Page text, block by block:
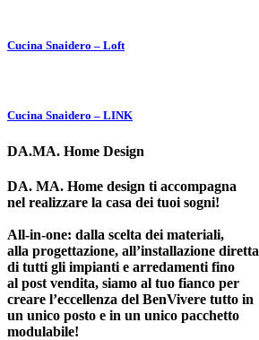
Cucina Snaidero – Loft
Cucina Snaidero – LINK
DA.MA. Home Design
DA. MA. Home design ti accompagna
nel realizzare la casa dei tuoi sogni!
All-in-one: dalla scelta dei materiali,
alla progettazione, all’installazione diretta
di tutti gli impianti e arredamenti fino
al post vendita, siamo al tuo fianco per
creare l’eccellenza del BenVivere tutto in
un unico posto e in un unico pacchetto
modulabile!